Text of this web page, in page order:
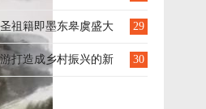
29
祖籍即墨东皋虞盛大
30
打造成乡村振兴的新